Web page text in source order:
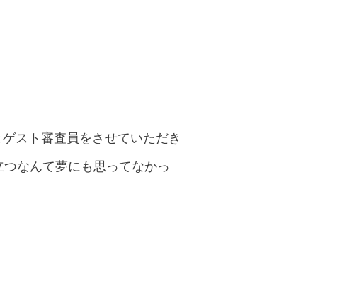
スト審査員をさせていただき
なんて夢にも思ってなかっ